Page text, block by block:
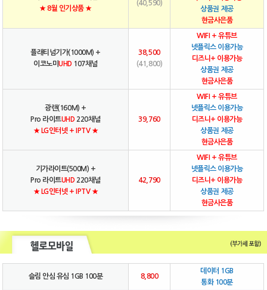
★ 8월 인기상품 ★
(40,590)
상품권 제공
현금사은품
플래티넘기가(1000M) +
이코노미UHD 107채널
38,500
(41,800)
WIFI + 유튜브
넷플릭스 이용가능
디즈니+ 이용가능
상품권 제공
현금사은품
광랜(160M) +
Pro 라이트UHD 220채널
★ LG인터넷 + IPTV ★
39,760
WIFI + 유튜브
넷플릭스 이용가능
디즈니+ 이용가능
상품권 제공
현금사은품
기가라이트(500M) +
Pro 라이트UHD 220채널
★ LG인터넷 + IPTV ★
42,790
WIFI + 유튜브
넷플릭스 이용가능
디즈니+ 이용가능
상품권 제공
현금사은품
슬림 안심 유심 1GB 100분 8,800
데이터 1GB
통화 100분